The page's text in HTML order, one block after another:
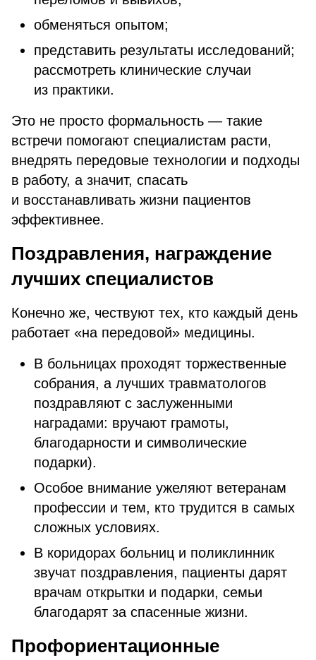
обменяться опытом;
представить результаты исследований;
рассмотреть клинические случаи
из практики.
Это не просто формальность — такие
встречи помогают специалистам расти,
внедрять передовые технологии и подходы
в работу, а значит, спасать
и восстанавливать жизни пациентов
эффективнее.
Поздравления, награждение
лучших специалистов
Конечно же, чествуют тех, кто каждый день
работает «на передовой» медицины.
В больницах проходят торжественные
собрания, а лучших травматологов
поздравляют с заслуженными
наградами: вручают грамоты,
благодарности и символические
подарки).
Особое внимание ужеляют ветеранам
профессии и тем, кто трудится в самых
сложных условиях.
В коридорах больниц и поликлинник
звучат поздравления, пациенты дарят
врачам открытки и подарки, семьи
благодарят за спасенные жизни.
Профориентационные